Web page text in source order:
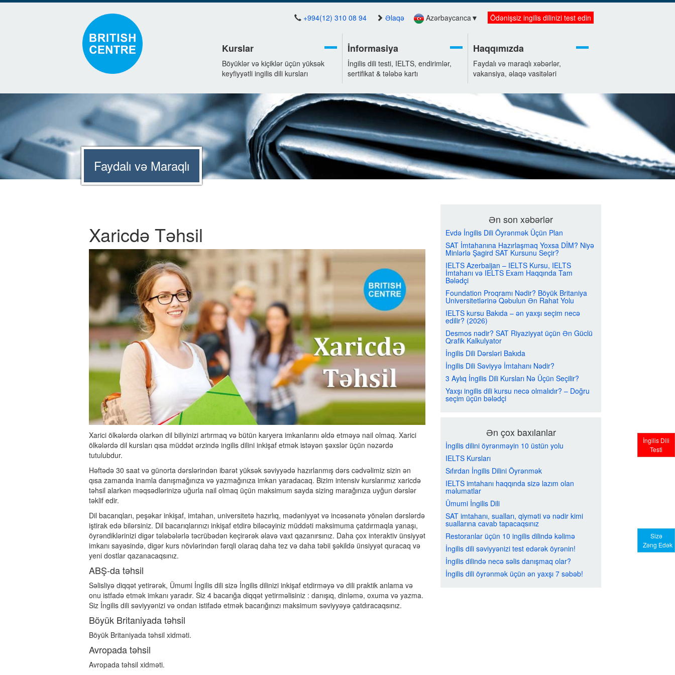
+994(12) 310 08 94 Əlaqə Azərbaycanca▼ Ödənişsiz ingilis dilinizi test edin
Kurslar
Böyüklər və kiçiklər üçün yüksək
keyfiyyətli ingilis dili kursları
İnformasiya
İngilis dili testi, IELTS, endirimlər,
sertifikat & tələbə kartı
Haqqımızda
Faydalı və maraqlı xəbərlər,
vakansiya, əlaqə vasitələri
Sizə
Zəng Edək
İngilis Dili
Testi
Faydalı və Maraqlı
Xaricdə Təhsil
Xarici ölkələrdə olarkən dil biliyinizi artırmaq və bütün karyera imkanlarını əldə etməyə nail olmaq. Xarici
ölkələrdə dil kursları qısa müddət ərzində ingilis dilini inkişaf etmək istəyən şəxslər üçün nəzərdə
tutulubdur.
Həftədə 30 saat və günorta dərslərindən ibarət yüksək səviyyədə hazırlanmış dərs cədvəlimiz sizin ən
qısa zamanda inamla danışmağınıza və yazmağınıza imkan yaradacaq. Bizim intensiv kurslarımız xaricdə
təhsil alarkən məqsədlərinizə uğurla nail olmaq üçün maksimum sayda sizing marağınıza uyğun dərslər
təklif edir.
Dil bacarıqları, peşəkar inkişaf, imtahan, universitetə hazırlıq, mədəniyyət və incəsənətə yönələn dərslərdə
iştirak edə bilərsiniz. Dil bacarıqlarınızı inkişaf etdirə biləcəyiniz müddəti maksimuma çatdırmaqla yanaşı,
öyrəndiklərinizi digər tələbələrlə təcrübədən keçirərək əlavə vaxt qazanırsınız. Daha çox interaktiv ünsiyyət
imkanı sayəsində, digər kurs növlərindən fərqli olaraq daha tez və daha təbii şəkildə ünsiyyət quracaq və
yeni dostlar qazanacaqsınız.
ABŞ-da təhsil
Səlisliyə diqqət yetirərək, Ümumi İngilis dili sizə İngilis dilinizi inkişaf etdirməyə və dili praktik anlama və
onu istfadə etmək imkanı yaradır. Siz 4 bacarığa diqqət yetirməlisiniz : danışıq, dinləmə, oxuma və yazma.
Siz İngilis dili səviyyənizi və ondan istifadə etmək bacarığınızı maksimum səviyyəyə çatdıracaqsınız.
Böyük Britaniyada təhsil
Böyük Britaniyada təhsil xidməti.
Avropada təhsil
Avropada təhsil xidməti.
Ən son xəbərlər
Evdə İngilis Dili Öyrənmək Üçün Plan
SAT İmtahanına Hazırlaşmaq Yoxsa DİM? Niyə
Minlərlə Şagird SAT Kursunu Seçir?
IELTS Azerbaijan – IELTS Kursu, IELTS
İmtahanı və IELTS Exam Haqqında Tam
Bələdçi
Foundation Proqramı Nədir? Böyük Britaniya
Universitetlərinə Qəbulun Ən Rahat Yolu
IELTS kursu Bakıda – ən yaxşı seçim necə
edilir? (2026)
Desmos nədir? SAT Riyaziyyat üçün Ən Güclü
Qrafik Kalkulyator
İngilis Dili Dərsləri Bakıda
İngilis Dili Səviyyə İmtahanı Nədir?
3 Aylıq İngilis Dili Kursları Nə Üçün Seçilir?
Yaxşı ingilis dili kursu necə olmalıdır? – Doğru
seçim üçün bələdçi
Ən çox baxılanlar
İngilis dilini öyrənməyin 10 üstün yolu
IELTS Kursları
Sıfırdan İngilis Dilini Öyrənmək
IELTS imtahanı haqqında sizə lazım olan
məlumatlar
Ümumi İngilis Dili
SAT imtahanı, sualları, qiyməti və nədir kimi
suallarına cavab tapacaqsınız
Restoranlar üçün 10 ingilis dilində kəlimə
İngilis dili səviyyənizi test edərək öyrənin!
İngilis dilində necə səlis danışmaq olar?
İngilis dili öyrənmək üçün ən yaxşı 7 səbəb!